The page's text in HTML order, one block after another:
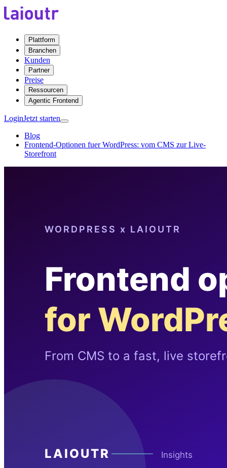
Plattform
Branchen
Kunden
Partner
Preise
Ressourcen
Agentic Frontend
LoginJetzt starten
Blog
Frontend-Optionen fuer WordPress: vom CMS zur Live-
Storefront